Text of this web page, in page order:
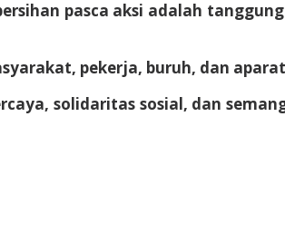
pasca aksi adalah
pekerja, buruh, dan
solidaritas sosial, dan